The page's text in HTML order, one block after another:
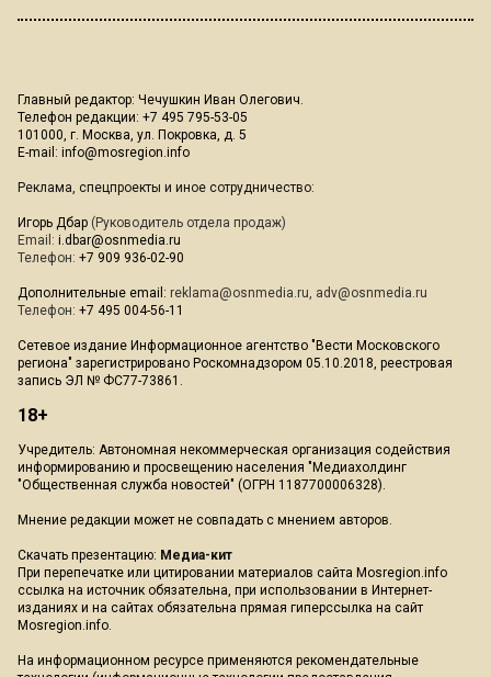
Главный редактор: Чечушкин Иван Олегович.
Телефон редакции: +7 495 795-53-05
101000, г. Москва, ул. Покровка, д. 5
E-mail: info@mosregion.info
Реклама, спецпроекты и иное сотрудничество:
Игорь Дбар (Руководитель отдела продаж)
Email: i.dbar@osnmedia.ru
Телефон: +7 909 936-02-90
Дополнительные email: reklama@osnmedia.ru, adv@osnmedia.ru
Телефон: +7 495 004-56-11
Сетевое издание Информационное агентство "Вести Московского
региона" зарегистрировано Роскомнадзором 05.10.2018, реестровая
запись ЭЛ № ФС77-73861.
18+
Учредитель: Автономная некоммерческая организация содействия
информированию и просвещению населения "Медиахолдинг
"Общественная служба новостей" (ОГРН 1187700006328).
Мнение редакции может не совпадать с мнением авторов.
Скачать презентацию: Медиа-кит
При перепечатке или цитировании материалов сайта Mosregion.info
ссылка на источник обязательна, при использовании в Интернет-
изданиях и на сайтах обязательна прямая гиперссылка на сайт
Mosregion.info.
На информационном ресурсе применяются рекомендательные